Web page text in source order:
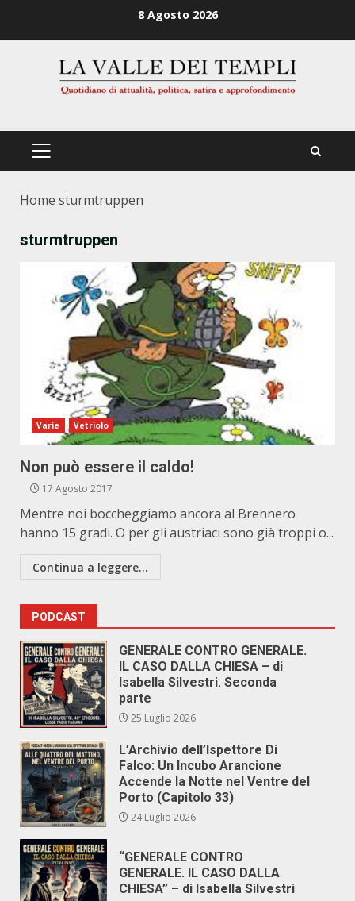
8 Agosto 2026
PRIMÄRES
Home sturmtruppen
sturmtruppen
Varie Vetriolo
Non può essere il caldo!
17 Agosto 2017
Mentre noi boccheggiamo ancora al Brennero
hanno 15 gradi. O per gli austriaci sono già troppi o...
Continua a leggere...
PODCAST
GENERALE CONTRO GENERALE.
IL CASO DALLA CHIESA – di
Isabella Silvestri. Seconda
parte
25 Luglio 2026
L’Archivio dell’Ispettore Di
Falco: Un Incubo Arancione
Accende la Notte nel Ventre del
Porto (Capitolo 33)
24 Luglio 2026
“GENERALE CONTRO
GENERALE. IL CASO DALLA
CHIESA” – di Isabella Silvestri